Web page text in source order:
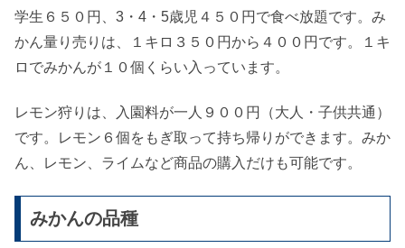
学生６５０円、3・4・5歳児４５０円で食べ放題です。み
かん量り売りは、１キロ３５０円から４００円です。１キ
ロでみかんが１０個くらい入っています。
レモン狩りは、入園料が一人９００円（大人・子供共通）
です。レモン６個をもぎ取って持ち帰りができます。みか
ん、レモン、ライムなど商品の購入だけも可能です。
みかんの品種